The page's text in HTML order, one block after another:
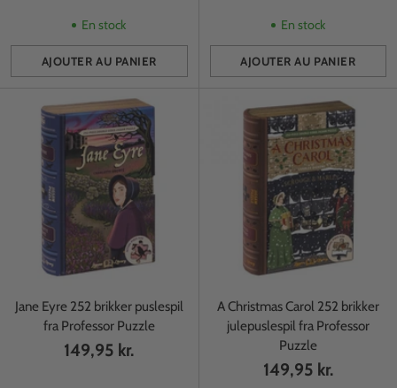
En stock
AJOUTER AU PANIER
Quantité
En stock
AJOUTER AU PANIER
Quantité
Jane Eyre 252 brikker puslespil
fra Professor Puzzle
149,95 kr.
A Christmas Carol 252 brikker
julepuslespil fra Professor
Puzzle
149,95 kr.